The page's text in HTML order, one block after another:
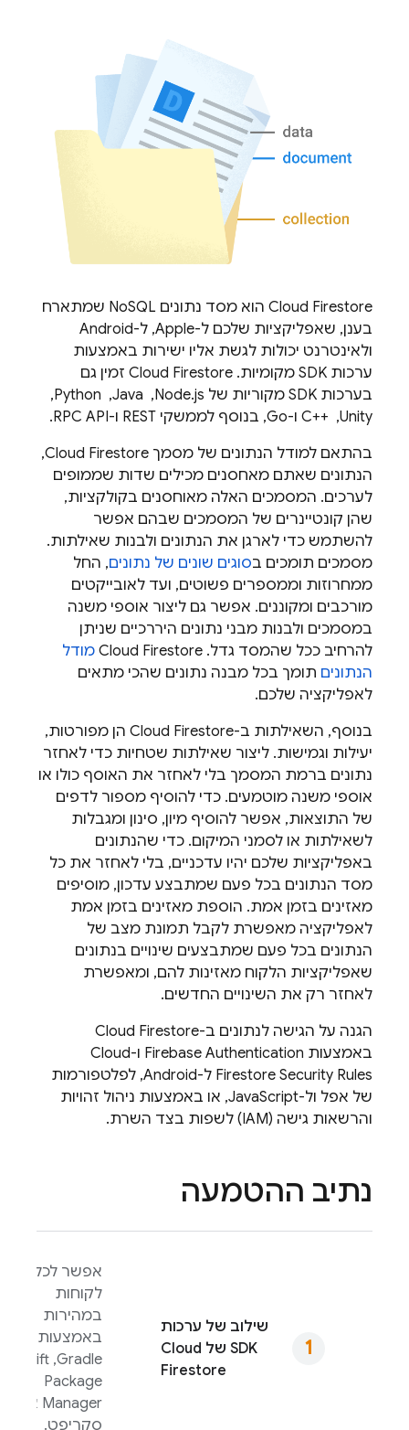
Cloud Firestore
הוא מסד נתונים NoSQL שמתארח
בענן, שאפליקציות שלכם ל-Apple, ל-Android
ולאינטרנט יכולות לגשת אליו ישירות באמצעות
ערכות SDK מקומיות. ‫
Cloud Firestore זמין גם
בערכות SDK מקוריות של Node.js, ‏ Java, ‏ Python, ‏
Unity, ‏ C++‎ ו-Go, בנוסף לממשקי REST ו-RPC API.
בהתאם למודל הנתונים של מסמך Cloud Firestore
,
הנתונים שאתם מאחסנים מכילים שדות שממופים
לערכים. המסמכים האלה מאוחסנים בקולקציות,
שהן קונטיינרים של המסמכים שבהם אפשר
להשתמש כדי לארגן את הנתונים ולבנות שאילתות.
מסמכים תומכים בסוגים שונים של נתונים, החל
ממחרוזות וממספרים פשוטים, ועד לאובייקטים
מורכבים ומקוננים. אפשר גם ליצור אוספי משנה
במסמכים ולבנות מבני נתונים היררכיים שניתן
להרחיב ככל שהמסד גדל. Cloud Firestore מודל
הנתונים תומך בכל מבנה נתונים שהכי מתאים
לאפליקציה שלכם.
בנוסף, השאילתות ב-Cloud Firestore הן מפורטות,
יעילות וגמישות. ליצור שאילתות שטחיות כדי לאחזר
נתונים ברמת המסמך בלי לאחזר את האוסף כולו או
אוספי משנה מוטמעים. כדי להוסיף מספור לדפים
של התוצאות, אפשר להוסיף מיון, סינון ומגבלות
לשאילתות או לסמני המיקום. כדי שהנתונים
באפליקציות שלכם יהיו עדכניים, בלי לאחזר את כל
מסד הנתונים בכל פעם שמתבצע עדכון, מוסיפים
מאזינים בזמן אמת. הוספת מאזינים בזמן אמת
לאפליקציה מאפשרת לקבל תמונת מצב של
הנתונים בכל פעם שמתבצעים שינויים בנתונים
שאפליקציות הלקוח מאזינות להם, ומאפשרת
לאחזר רק את השינויים החדשים.
הגנה על הגישה לנתונים ב-Cloud Firestore
באמצעות Firebase Authentication ו-Cloud
Firestore Security Rules
ל-Android, לפלטפורמות
של אפל ול-JavaScript, או באמצעות ניהול זהויות
והרשאות גישה (IAM) לשפות בצד השרת.
נתיב ההטמעה
שילוב של ערכות
SDK של
Cloud
Firestore
אפשר לכלול
לקוחות
במהירות
באמצעות
Gradle,‏ Swift
Package
Manager או
סקריפט.